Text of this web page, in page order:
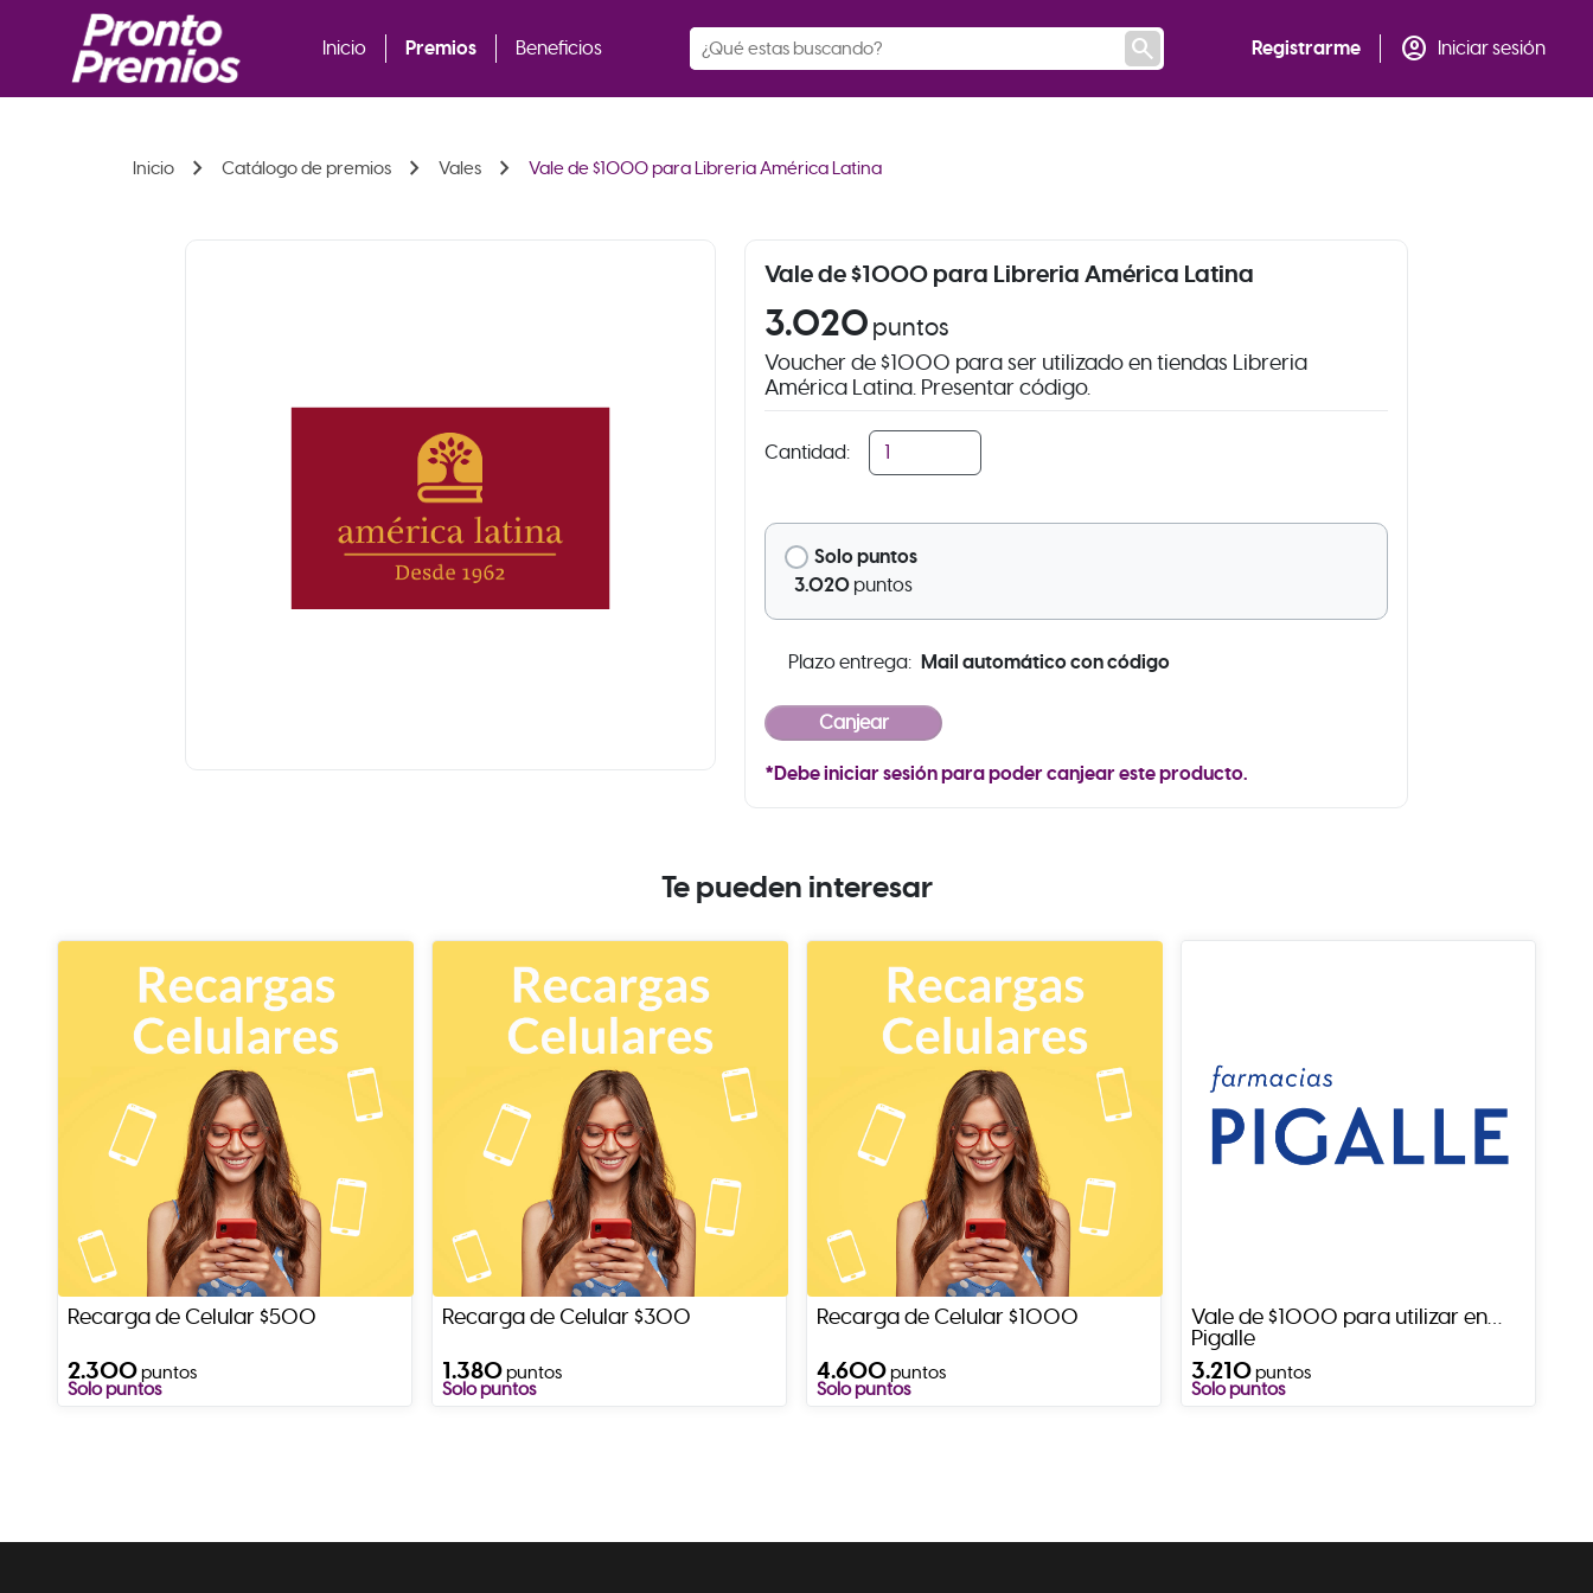
Inicio Premios Beneficios search Registrarme account_circle Iniciar sesión
Inicio chevron_right Catálogo de premios chevron_right Vales chevron_right Vale de $1000 para Libreria América Latina
Vale de $1000 para Libreria América Latina
3.020 puntos
Voucher de $1000 para ser utilizado en tiendas Libreria
América Latina. Presentar código.
Cantidad:
Solo puntos
3.020 puntos
Plazo entrega: Mail automático con código
*Debe iniciar sesión para poder canjear este producto.
Te pueden interesar
Recarga de Celular $500
2.300puntos
Solo puntos
Recarga de Celular $300
1.380puntos
Solo puntos
Recarga de Celular $1000
4.600puntos
Solo puntos
Vale de $1000 para utilizar en
Pigalle
3.210puntos
Solo puntos